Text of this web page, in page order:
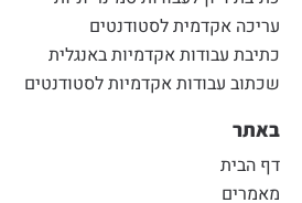
עריכה אקדמית לסטודנטים
כתיבת עבודות אקדמיות באנגלית
שכתוב עבודות אקדמיות לסטודנטים
באתר
דף הבית
מאמרים